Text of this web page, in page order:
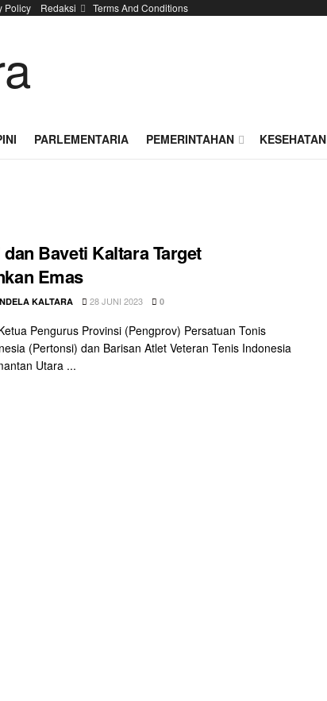
Policy Redaksi Terms And Conditions
PARLEMENTARIA PEMERINTAHAN KESEHATAN
Baveti Kaltara Target
Emas
KALTARA 28 JUNI 2023 0
Pengurus Provinsi (Pengprov) Persatuan Tonis
(Pertonsi) dan Barisan Atlet Veteran Tenis Indonesia
Utara ...